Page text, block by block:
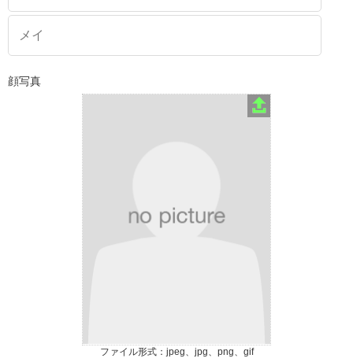
顔写真
ファイル形式：jpeg、jpg、png、gif